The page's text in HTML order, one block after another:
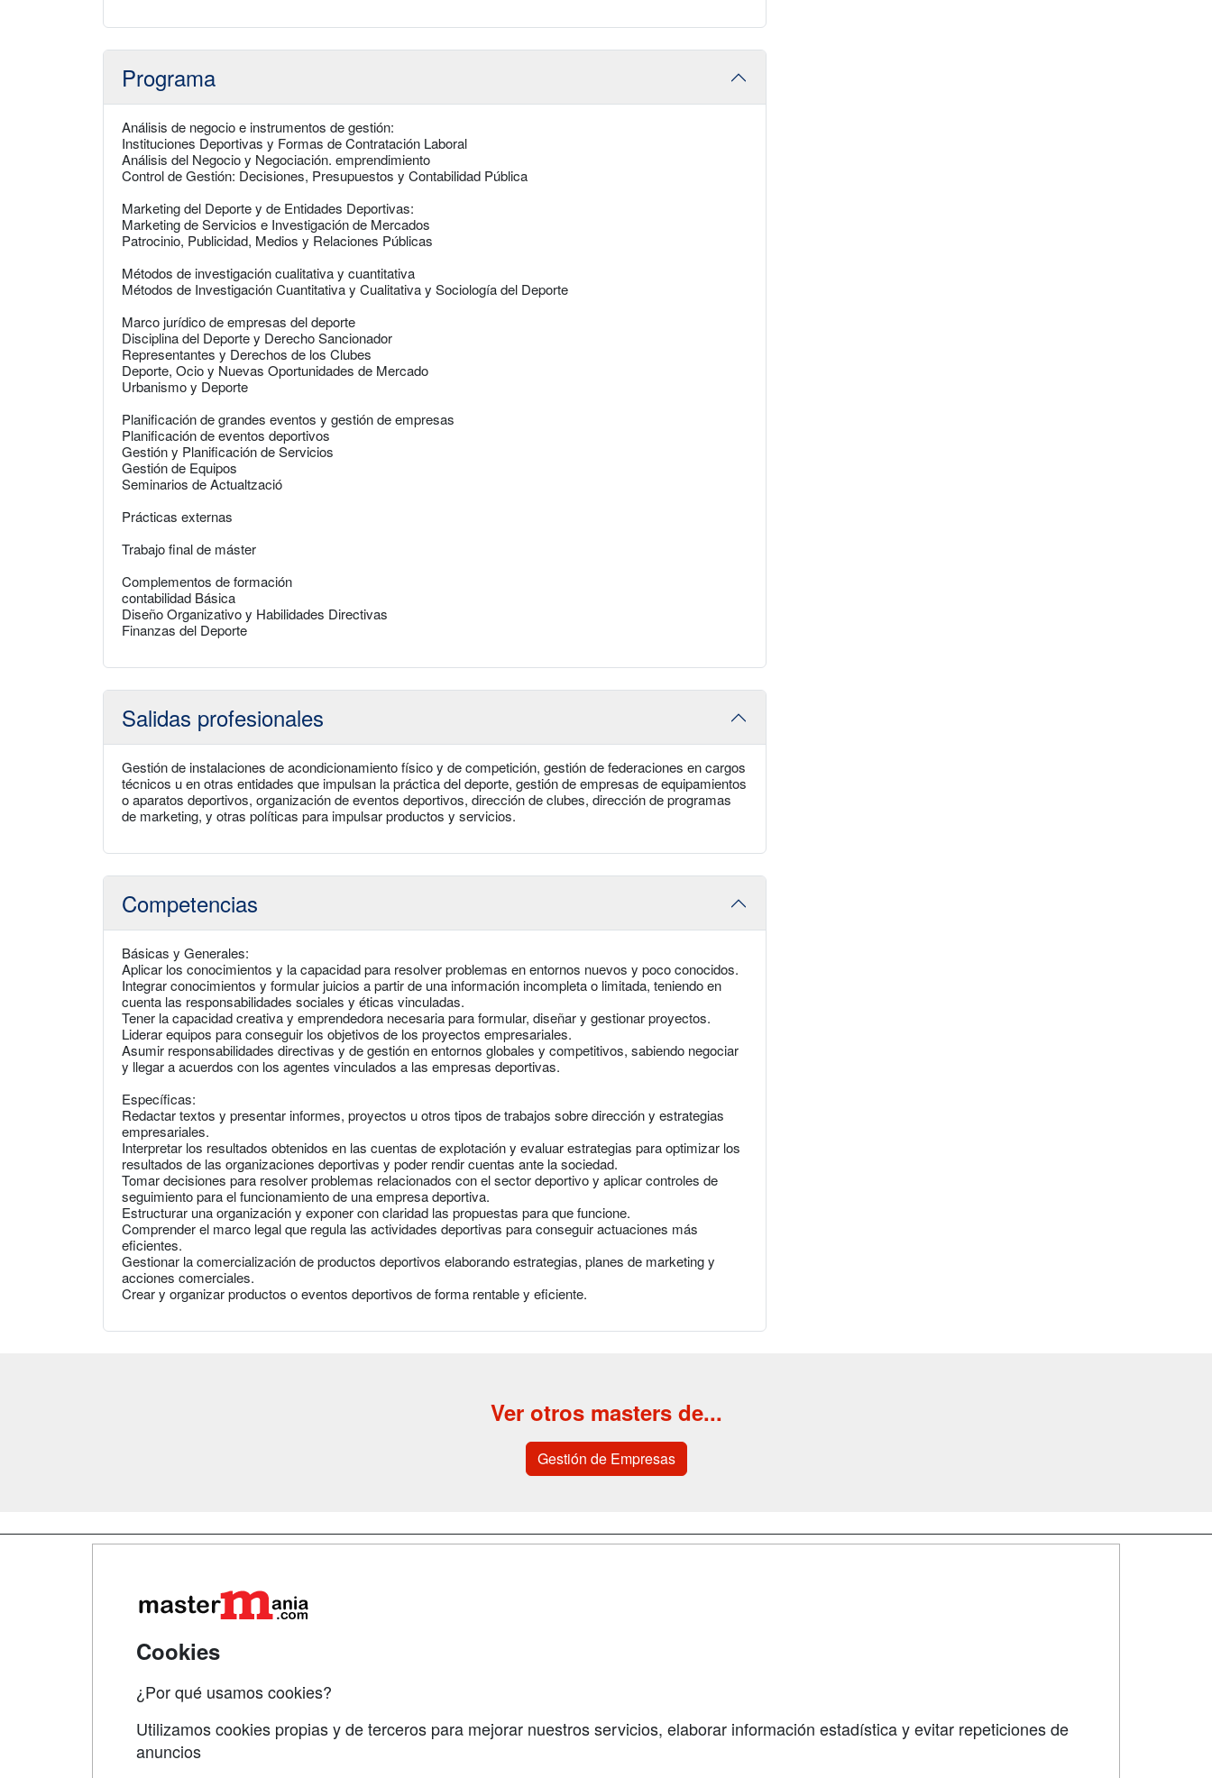
Programa
Análisis de negocio e instrumentos de gestión:
Instituciones Deportivas y Formas de Contratación Laboral
Análisis del Negocio y Negociación. emprendimiento
Control de Gestión: Decisiones, Presupuestos y Contabilidad Pública
Marketing del Deporte y de Entidades Deportivas:
Marketing de Servicios e Investigación de Mercados
Patrocinio, Publicidad, Medios y Relaciones Públicas
Métodos de investigación cualitativa y cuantitativa
Métodos de Investigación Cuantitativa y Cualitativa y Sociología del Deporte
Marco jurídico de empresas del deporte
Disciplina del Deporte y Derecho Sancionador
Representantes y Derechos de los Clubes
Deporte, Ocio y Nuevas Oportunidades de Mercado
Urbanismo y Deporte
Planificación de grandes eventos y gestión de empresas
Planificación de eventos deportivos
Gestión y Planificación de Servicios
Gestión de Equipos
Seminarios de Actualtzació
Prácticas externas
Trabajo final de máster
Complementos de formación
contabilidad Básica
Diseño Organizativo y Habilidades Directivas
Finanzas del Deporte
Salidas profesionales
Gestión de instalaciones de acondicionamiento físico y de competición, gestión de federaciones en cargos
técnicos u en otras entidades que impulsan la práctica del deporte, gestión de empresas de equipamientos
o aparatos deportivos, organización de eventos deportivos, dirección de clubes, dirección de programas
de marketing, y otras políticas para impulsar productos y servicios.
Competencias
Básicas y Generales:
Aplicar los conocimientos y la capacidad para resolver problemas en entornos nuevos y poco conocidos.
Integrar conocimientos y formular juicios a partir de una información incompleta o limitada, teniendo en
cuenta las responsabilidades sociales y éticas vinculadas.
Tener la capacidad creativa y emprendedora necesaria para formular, diseñar y gestionar proyectos.
Liderar equipos para conseguir los objetivos de los proyectos empresariales.
Asumir responsabilidades directivas y de gestión en entornos globales y competitivos, sabiendo negociar
y llegar a acuerdos con los agentes vinculados a las empresas deportivas.
Específicas:
Redactar textos y presentar informes, proyectos u otros tipos de trabajos sobre dirección y estrategias
empresariales.
Interpretar los resultados obtenidos en las cuentas de explotación y evaluar estrategias para optimizar los
resultados de las organizaciones deportivas y poder rendir cuentas ante la sociedad.
Tomar decisiones para resolver problemas relacionados con el sector deportivo y aplicar controles de
seguimiento para el funcionamiento de una empresa deportiva.
Estructurar una organización y exponer con claridad las propuestas para que funcione.
Comprender el marco legal que regula las actividades deportivas para conseguir actuaciones más
eficientes.
Gestionar la comercialización de productos deportivos elaborando estrategias, planes de marketing y
acciones comerciales.
Crear y organizar productos o eventos deportivos de forma rentable y eficiente.
Ver otros masters de...
Gestión de Empresas
Cookies
¿Por qué usamos cookies?
Utilizamos cookies propias y de terceros para mejorar nuestros servicios, elaborar información estadística y evitar repeticiones de
anuncios